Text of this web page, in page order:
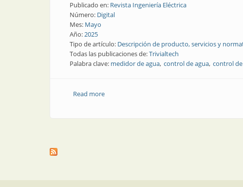
Publicado en: Revista Ingeniería Eléctrica
Número: Digital
Mes: Mayo
Año:2025
Tipo de artículo: Descripción de producto, servicios y
Todas las publicaciones de:Trivialtech
Palabra clave: medidor de agua control de agua control
Read moreabout Caudalímetros inteligentes: desarrollo y